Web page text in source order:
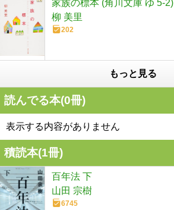
家族の標本 (角川文庫 ゆ 5-2)
柳 美里
202
もっと見る
読んでる本(0冊)
表示する内容がありません
積読本(1冊)
百年法 下
山田 宗樹
6745